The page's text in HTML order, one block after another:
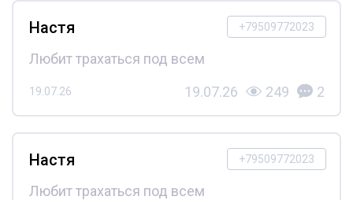
+79509772023
Настя
Любит трахаться под всем
19.07.26 19.07.26 249 2
+79509772023
Настя
Любит трахаться под всем